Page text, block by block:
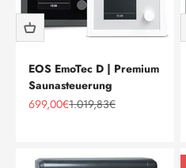
EOS EmoTec D | Premium
Saunasteuerung
Angebot
699,00€Regulärer Preis
1.019,83€